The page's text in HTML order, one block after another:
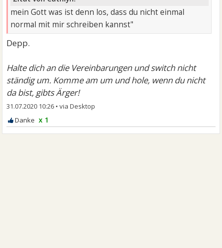
mein Gott was ist denn los, dass du nicht einmal
normal mit mir schreiben kannst"
Depp.
Halte dich an die Vereinbarungen und switch nicht
ständig um. Komme am um und hole, wenn du nicht
da bist, gibts Ärger!
31.07.2020 10:26 •
x 1